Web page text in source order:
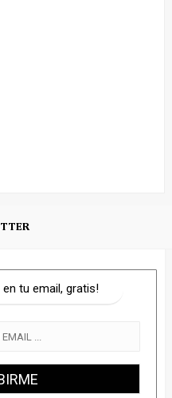
tu email, gratis!